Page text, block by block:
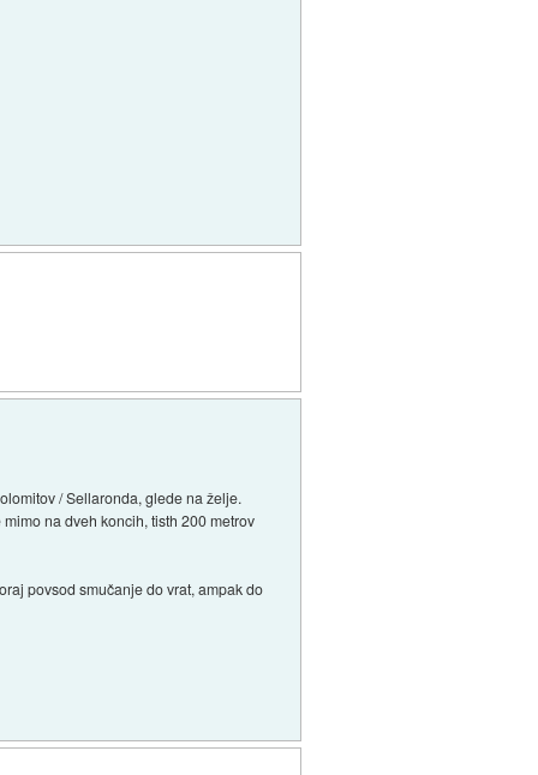
/ Sellaronda, glede na želje.
na dveh koncih, tisth 200 metrov
povsod smučanje do vrat, ampak do